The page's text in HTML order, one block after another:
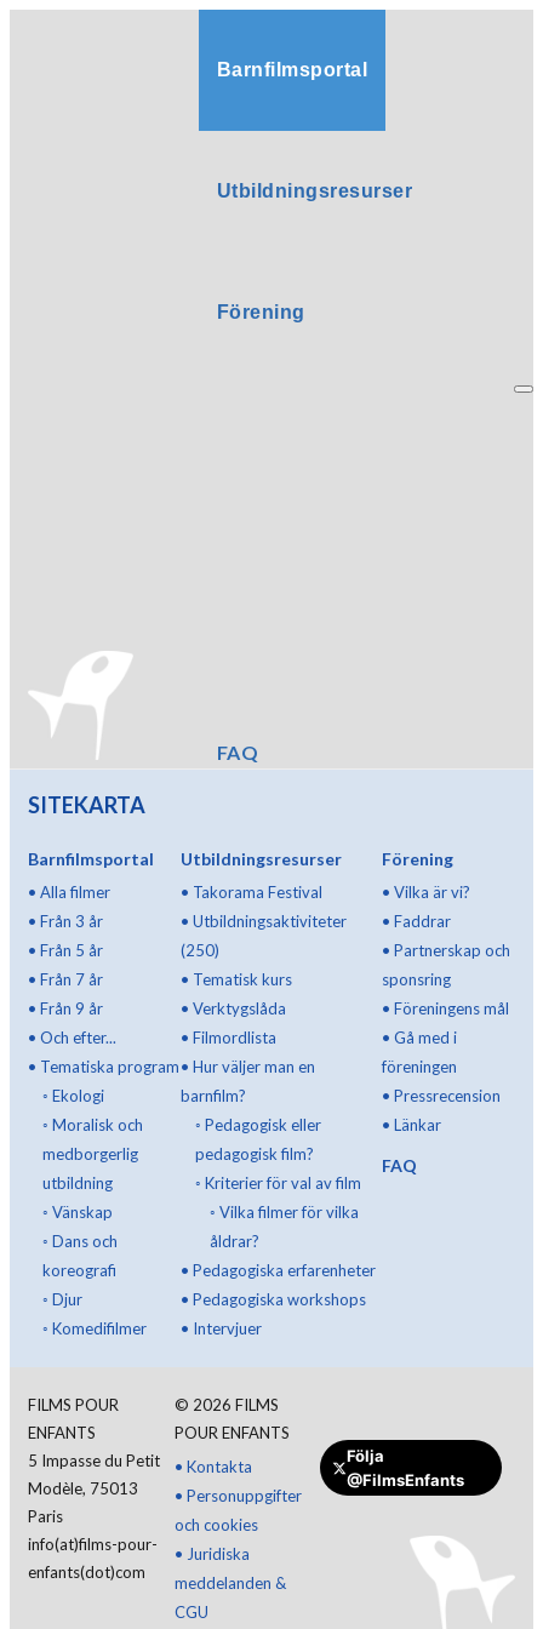
Barnfilmsportal
Utbildningsresurser
Förening
FAQ
Gör en donation
SITEKARTA
Barnfilmsportal
• Alla filmer
• Från 3 år
• Från 5 år
• Från 7 år
• Från 9 år
• Och efter...
• Tematiska program
◦ Ekologi
◦ Moralisk och
medborgerlig
utbildning
◦ Vänskap
◦ Dans och
koreografi
◦ Djur
◦ Komedifilmer
Utbildningsresurser
• Takorama Festival
• Utbildningsaktiviteter
(250)
• Tematisk kurs
• Verktygslåda
• Filmordlista
• Hur väljer man en
barnfilm?
◦ Pedagogisk eller
pedagogisk film?
◦ Kriterier för val av film
◦ Vilka filmer för vilka
åldrar?
• Pedagogiska erfarenheter
• Pedagogiska workshops
• Intervjuer
Förening
•Vilka är vi?
•Faddrar
•Partnerskap och
sponsring
•Föreningens mål
•Gå med i
föreningen
•Pressrecension
•Länkar
FAQ
FILMS POUR
ENFANTS
5 Impasse du Petit
Modèle, 75013
Paris
info(at)films-pour-
enfants(dot)com
© 2026 FILMS
POUR ENFANTS
• Kontakta
• Personuppgifter
och cookies
• Juridiska
meddelanden &
CGU
Följa
@FilmsEnfants